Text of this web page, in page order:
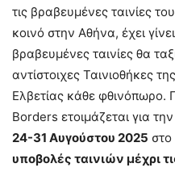
τις βραβευμένες ταινίες
κοινό στην Αθήνα, έχει
βραβευμένες ταινίες θα
αντίστοιχες Ταινιοθήκες
Ελβετίας κάθε
Borders ετοιμάζεται για
24-31 Αυγούστου 2025 στο
υποβολές ταινιών μέχρι